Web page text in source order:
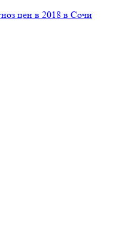
цен в 2018 в Сочи